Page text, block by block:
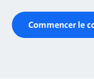
Commencer le